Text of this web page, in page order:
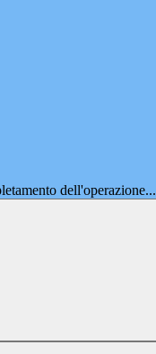
dell'operazione...